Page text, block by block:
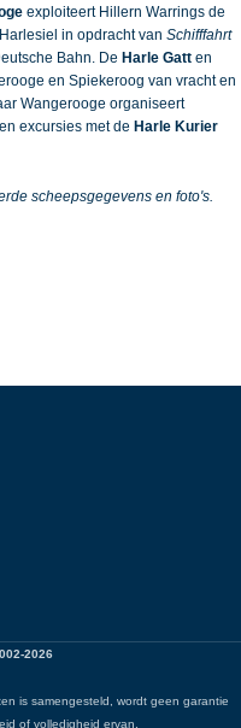
exploiteert Hillern Warrings de
in opdracht van Schifffahrt
Bahn. De Harle Gatt en
en Spiekeroog van vracht en
Wangerooge organiseert
excursies met de Harle Kurier
scheepsgegevens en foto's.
2026
is samengesteld, wordt geen garantie
of volledigheid ervan.